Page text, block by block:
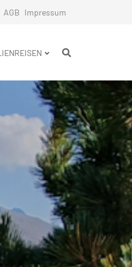
AGB Impressum